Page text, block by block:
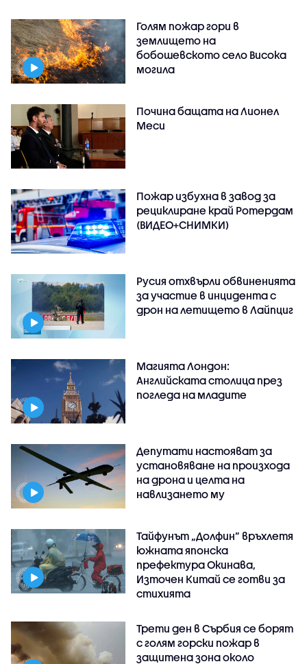
Голям пожар гори в
землището на
бобошевското село Висока
могила
Почина бащата на Лионел
Меси
Пожар избухна в завод за
рециклиране край Ротердам
(ВИДЕО+СНИМКИ)
Русия отхвърли обвиненията
за участие в инцидента с
дрон на летището в Лайпциг
Магията Лондон:
Английската столица през
погледа на младите
Депутати настояват за
установяване на произхода
на дрона и целта на
навлизането му
Тайфунът „Долфин” връхлетя
южната японска
префектура Окинава,
Източен Китай се готви за
стихията
Трети ден в Сърбия се борят
с голям горски пожар в
защитена зона около